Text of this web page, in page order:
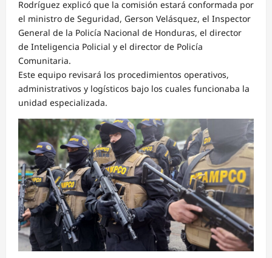
Rodríguez explicó que la comisión estará conformada por
el ministro de Seguridad, Gerson Velásquez, el Inspector
General de la Policía Nacional de Honduras, el director
de Inteligencia Policial y el director de Policía
Comunitaria.
Este equipo revisará los procedimientos operativos,
administrativos y logísticos bajo los cuales funcionaba la
unidad especializada.